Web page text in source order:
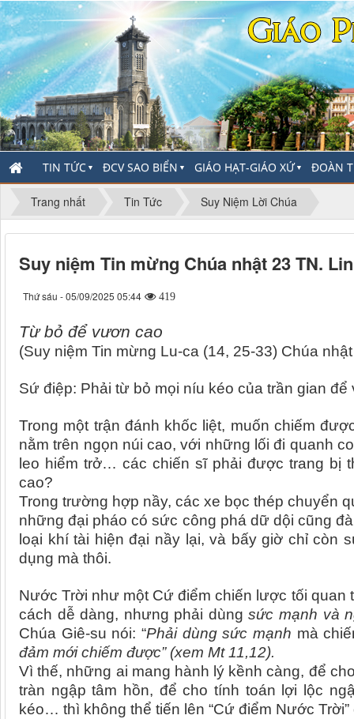
TIN TỨC ▼ ĐCV SAO BIỂN ▼ GIÁO HẠT-GIÁO XỨ▼ ĐOÀN
Trang nhất Tin Tức Suy Niệm Lời Chúa
Suy niệm Tin mừng Chúa nhật 23 TN.
Thứ sáu - 05/09/2025 05:44 419
Từ bỏ để vươn cao
(Suy niệm Tin mừng Lu-ca (14, 25-33) Chúa
Sứ điệp: Phải từ bỏ mọi níu kéo của trần gian
Trong một trận đánh khốc liệt, muốn chiếm
nằm trên ngọn núi cao, với những lối đi quanh
leo hiểm trở… các chiến sĩ phải được trang bị
cao?
Trong trường hợp nầy, các xe bọc thép chuyển
những đại pháo có sức công phá dữ dội cũng
loại khí tài hiện đại nầy lại, và bấy giờ chỉ còn
dụng mà thôi.
Nước Trời như một Cứ điểm chiến lược tối
cách dễ dàng, nhưng phải dùngsức mạnh và
Chúa Giê-su nói: “Phải dùng sức mạnh mà
đảm mới chiếm được” (xem Mt 11,12).
Vì thế, những ai mang hành lý kềnh càng, để
tràn ngập tâm hồn, để cho tính toán lợi lộc
kéo… thì không thể tiến lên “Cứ điểm Nước